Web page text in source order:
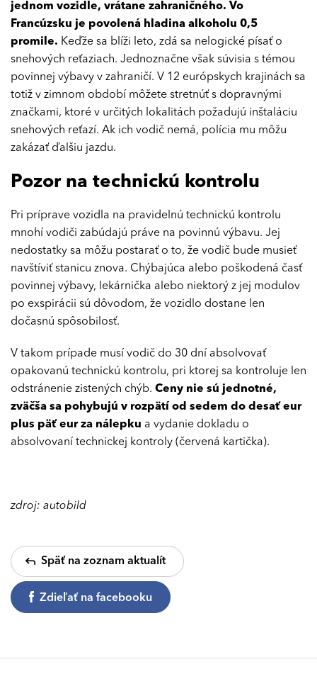
jednom vozidle, vrátane zahraničného. Vo
Francúzsku je povolená hladina alkoholu 0,5
promile. Keďže sa blíži leto, zdá sa nelogické písať o
snehových reťaziach. Jednoznačne však súvisia s témou
povinnej výbavy v zahraničí. V 12 európskych krajinách sa
totiž v zimnom období môžete stretnúť s dopravnými
značkami, ktoré v určitých lokalitách požadujú inštaláciu
snehových reťazí. Ak ich vodič nemá, polícia mu môžu
zakázať ďalšiu jazdu.
Pozor na technickú kontrolu
Pri príprave vozidla na pravidelnú technickú kontrolu
mnohí vodiči zabúdajú práve na povinnú výbavu. Jej
nedostatky sa môžu postarať o to, že vodič bude musieť
navštíviť stanicu znova. Chýbajúca alebo poškodená časť
povinnej výbavy, lekárnička alebo niektorý z jej modulov
po exspirácii sú dôvodom, že vozidlo dostane len
dočasnú spôsobilosť.
V takom prípade musí vodič do 30 dní absolvovať
opakovanú technickú kontrolu, pri ktorej sa kontroluje len
odstránenie zistených chýb. Ceny nie sú jednotné,
zväčša sa pohybujú v rozpätí od sedem do desať eur
plus päť eur za nálepku a vydanie dokladu o
absolvovaní technickej kontroly (červená kartička).
zdroj: autobild
Späť na zoznam aktualít
Zdieľať na facebooku